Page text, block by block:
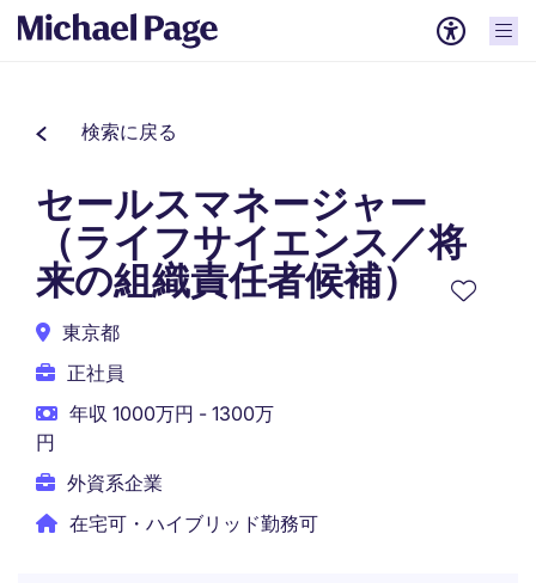
検索に戻る
セールスマネージャー
（ライフサイエンス／将
来の組織責任者候補）
東京都
正社員
年収 1000万円 - 1300万
円
外資系企業
在宅可・ハイブリッド勤務可